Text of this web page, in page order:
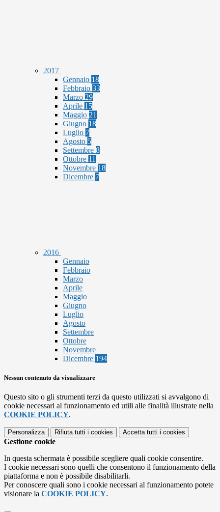
2017
Gennaio 18
Febbraio 33
Marzo 29
Aprile 15
Maggio 21
Giugno 18
Luglio 7
Agosto 5
Settembre 8
Ottobre 11
Novembre 18
Dicembre 7
2016
Gennaio
Febbraio
Marzo
Aprile
Maggio
Giugno
Luglio
Agosto
Settembre
Ottobre
Novembre
Dicembre 194
Nessun contenuto da visualizzare
Questo sito o gli strumenti terzi da questo utilizzati si avvalgono di
cookie necessari al funzionamento ed utili alle finalità illustrate nella
COOKIE POLICY.
Personalizza Rifiuta tutti i cookies Accetta tutti i cookies
Gestione cookie
In questa schermata è possibile scegliere quali cookie consentire.
I cookie necessari sono quelli che consentono il funzionamento della
piattaforma e non è possibile disabilitarli.
Per conoscere quali sono i cookie necessari al funzionamento potete
visionare la COOKIE POLICY.